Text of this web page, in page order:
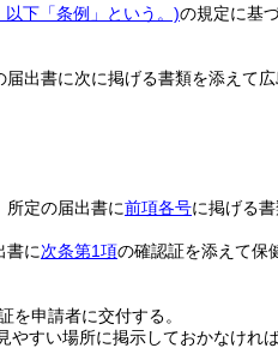
下「条例」という。)の規定に基
出書に次に掲げる書類を添えて
定の届出書に前項各号に掲げる
書に次条第1項の確認証を添えて保
を申請者に交付する。
すい場所に掲示しておかなければ